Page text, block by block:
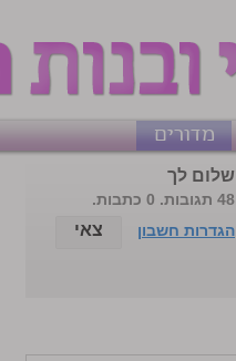
מדורים
שלום לך
48 תגובות. 0 כתבות.
הגדרות חשבון
צאי